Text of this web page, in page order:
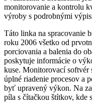
monitorovanie a kontrolu
výroby s podrobnými
Táto linka na spracovanie
roku 2006 všetko od
porciovania a balenia do
poskytuje informácie o
kuse. Monitorovací softvér
úplné riadenie procesov a
byť upravený výkon. Na
píla s čítačkou štítkov, kde